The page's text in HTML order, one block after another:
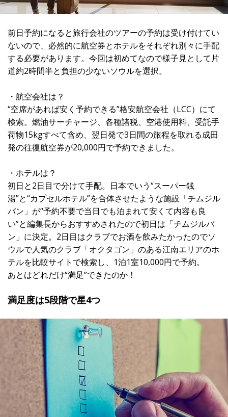
前日予約になると旅行会社のツアーの予約は受け付けてい
ないので、必然的に航空券とホテルをそれぞれ別々に手配
する必要があります。今回は初めてなので様子見として片
道約2時間半と負担の少ないソウルを選択。
・航空会社は？
“空席があれば安く予約できる”格安航空会社（LCC）にて
検索。燃油サーチャージ、各種諸税、空港使用料、受託手
荷物15kgすべて含め、翌日発で3日間の旅程を取れる成田
発の往復航空券が20,000円で予約できました。
・ホテルは？
初日と2日目で分けて手配。日本でいう“スーパー銭
湯”と“カプセルホテル”を合体させたような施設「チムジル
バン」が“予約不要で当日でも泊まれて安くて内容も良
い”と編集長からおすすめされたので初日は「チムジルバ
ン」に決定。2日目はクラブでお酒を飲みたかったのでソ
ウルで人気のクラブ「オクタゴン」のある江南エリアのホ
テルを比較サイトで検索し、1泊1室10,000円で予約。
あとはどれだけ“満足”できたのか！
満足度は5段階で星4つ